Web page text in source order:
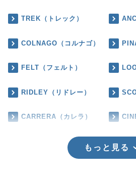
TREK（トレック）
COLNAGO（コルナゴ）
FELT（フェルト）
RIDLEY（リドレー）
CARRERA（カレラ）
もっと見る